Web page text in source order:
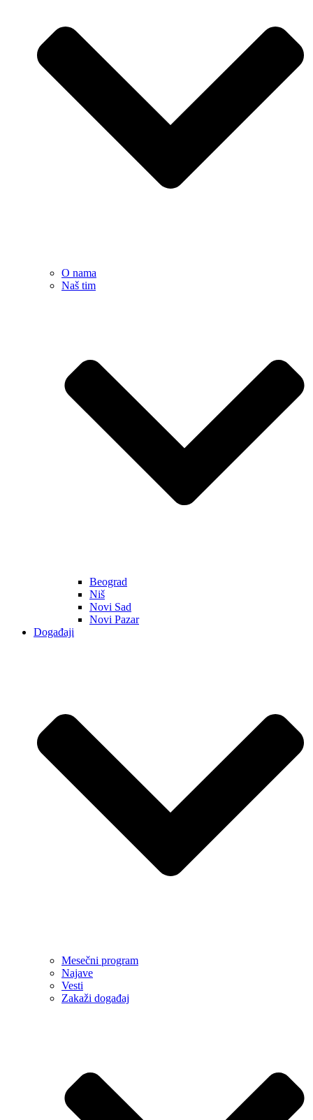
O nama
Naš tim
Beograd
Niš
Novi Sad
Novi Pazar
Događaji
Mesečni program
Najave
Vesti
Zakaži događaj